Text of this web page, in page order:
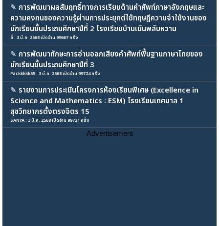
✎ การพัฒนาผลสัมฤทธิ์ทางการเรียนด้านคำศัพท์ภาษาอังกฤษและ
ความคงทนของความรู้ผ่านการประยุกต์ใช้ทฤษฎีความจำใช้งานของ
นักเรียนชั้นประถมศึกษาปีที่ 2 โรงเรียนบ้านเนินพลับหวาน
ยี่ : 3 มี.ค. 2568 เปิดอ่าน 99667 ครั้ง
✎ การพัฒนาทักษะการอ่านออกเสียงคำศัพท์พื้นฐานภาษาไทยของ
นักเรียนชั้นประถมศึกษาปีที่ 3
Packkkkk55 : 3 มี.ค. 2568 เปิดอ่าน 99724 ครั้ง
✎ รายงานการประเมินโครงการห้องเรียนพิเศษ (Excellence in
Science and Mathematics : ESM) โรงเรียนเทศบาล 1
สุขวิทยากรตั้งตรงจิตร 15
SANYA : 3 มี.ค. 2568 เปิดอ่าน 99721 ครั้ง
Advertisement